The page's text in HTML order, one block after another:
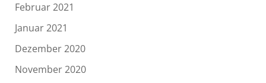
Februar 2021
Januar 2021
Dezember 2020
November 2020